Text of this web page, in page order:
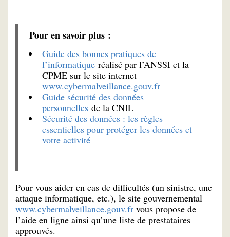
Pour en savoir plus :
Guide des bonnes pratiques de
l’informatique réalisé par l’ANSSI et la
CPME sur le site internet
www.cybermalveillance.gouv.fr
Guide sécurité des données
personnelles de la CNIL
Sécurité des données : les règles
essentielles pour protéger les données et
votre activité
Pour vous aider en cas de difficultés (un sinistre, une
attaque informatique, etc.), le site gouvernemental
www.cybermalveillance.gouv.fr vous propose de
l’aide en ligne ainsi qu’une liste de prestataires
approuvés.